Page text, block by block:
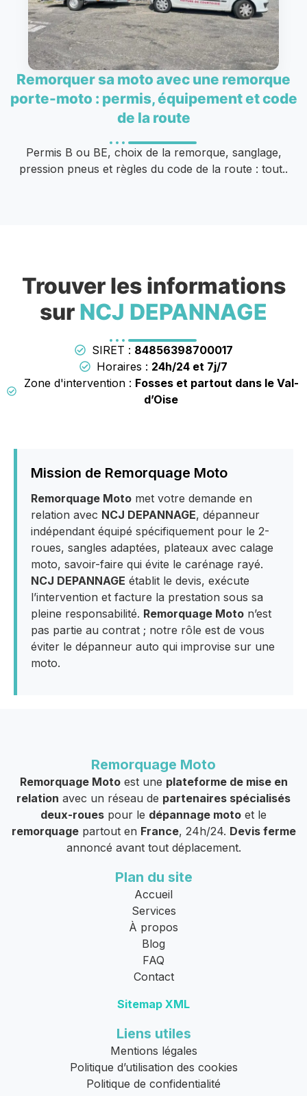
Remorquer sa moto avec une remorque
porte-moto : permis, équipement et code
de la route
Permis B ou BE, choix de la remorque, sanglage,
pression pneus et règles du code de la route : tout..
Trouver les informations
sur NCJ DEPANNAGE
SIRET : 84856398700017
Horaires : 24h/24 et 7j/7
Zone d'intervention : Fosses et partout dans le Val-
d’Oise
Mission de Remorquage Moto
Remorquage Moto met votre demande en
relation avec NCJ DEPANNAGE, dépanneur
indépendant équipé spécifiquement pour le 2-
roues, sangles adaptées, plateaux avec calage
moto, savoir-faire qui évite le carénage rayé.
NCJ DEPANNAGE établit le devis, exécute
l’intervention et facture la prestation sous sa
pleine responsabilité. Remorquage Moto n’est
pas partie au contrat ; notre rôle est de vous
éviter le dépanneur auto qui improvise sur une
moto.
Remorquage Moto
Remorquage Motoest une plateforme de mise en
relation avec un réseau de partenaires spécialisés
deux-roues pour le dépannage moto et le
remorquagepartout en France, 24h/24. Devis ferme
annoncé avant tout déplacement.
Plan du site
Accueil
Services
À propos
Blog
FAQ
Contact
Sitemap XML
Liens utiles
Mentions légales
Politique d’utilisation des cookies
Politique de confidentialité